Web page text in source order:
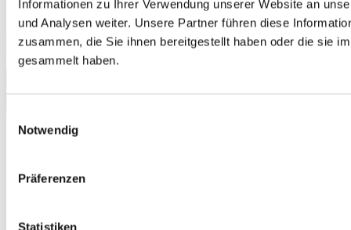
Informationen zu Ihrer Verwendung unserer Website an
und Analysen weiter. Unsere Partner führen diese
zusammen, die Sie ihnen bereitgestellt haben oder die sie
gesammelt haben.
Notwendig
Präferenzen
Statistiken
telc Deutsch C1, Übungstest Version 1, Heft
13,00 €